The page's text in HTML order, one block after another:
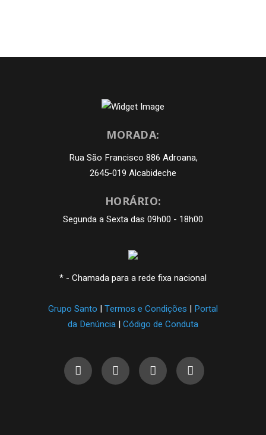
MORADA:
Rua São Francisco 886 Adroana,
2645-019 Alcabideche
HORÁRIO:
Segunda a Sexta das 09h00 - 18h00
* - Chamada para a rede fixa nacional
Grupo Santo | Termos e Condições | Portal
da Denúncia | Código de Conduta